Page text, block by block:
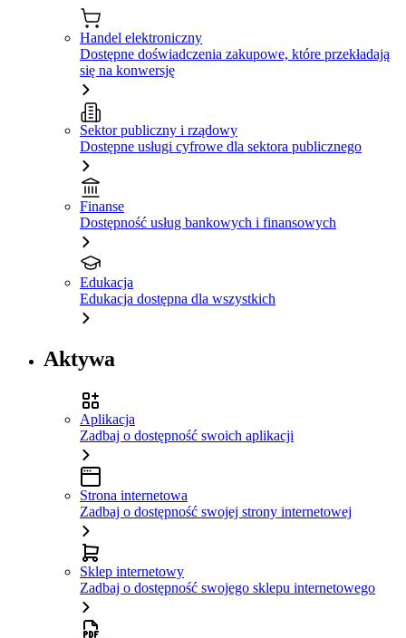
Handel elektroniczny
Dostępne doświadczenia zakupowe, które przekładają
się na konwersję
Sektor publiczny i rządowy
Dostępne usługi cyfrowe dla sektora publicznego
Finanse
Dostępność usług bankowych i finansowych
Edukacja
Edukacja dostępna dla wszystkich
Aktywa
Aplikacja
Zadbaj o dostępność swoich aplikacji
Strona internetowa
Zadbaj o dostępność swojej strony internetowej
Sklep internetowy
Zadbaj o dostępność swojego sklepu internetowego